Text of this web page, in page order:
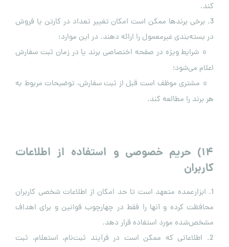
کند.
3. برخی برندها ممکن است امکان تغییر تعداد در کارتن یا فروش
در بسته‌بندی غیرمعمول را ارائه دهند. در این موارد:
o
شرایط ویژه در صفحه اختصاصی برند یا در زمان ثبت سفارش
اعلام می‌شود؛
o
مشتری موظف است قبل از ثبت سفارش، توضیحات مربوط به
هر برند را مطالعه کند.
۱۴) حریم خصوصی و استفاده از اطلاعات
کاربران
1. ابزارعمده متعهد است تا حد امکان از اطلاعات شخصی کاربران
محافظت کرده و آنها را فقط در چهارچوب قوانین و برای اهداف
مشخص‌شده مورد استفاده قرار دهد.
2. اطلاعاتی که ممکن است در فرآیند ثبت‌نام، استعلام، ثبت